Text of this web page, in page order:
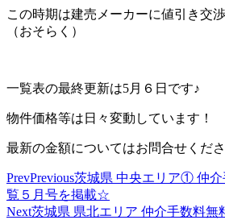
この時期は建売メーカーに値引き交
（おそらく）
一覧表の最終更新は5月６日です♪
物件価格等は日々変動しています！
最新の金額についてはお問合せくだ
PrevPrevious茨城県 中央エリア① 仲介
覧５月号を掲載☆
Next茨城県 県北エリア 仲介手数料無